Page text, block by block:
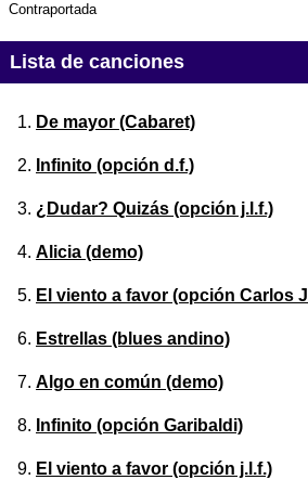
Contraportada
Lista de canciones
De mayor (Cabaret)
Infinito (opción d.f.)
¿Dudar? Quizás (opción j.l.f.)
Alicia (demo)
El viento a favor (opción Carlos
Estrellas (blues andino)
Algo en común (demo)
Infinito (opción Garibaldi)
El viento a favor (opción j.l.f.)